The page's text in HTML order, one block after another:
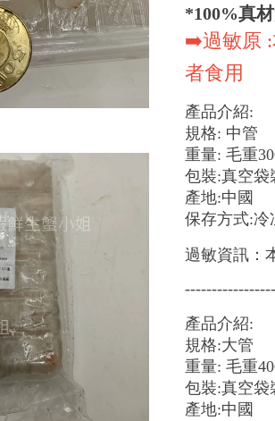
*100%真
➡️過敏原 :
者食用
產品介紹:
規格: 中管
重量: 毛重
包裝:真空袋
產地:中國
保存方式:冷
過敏資訊：
產品介紹:
規格:大管
重量: 毛
包裝:真空袋
產地:中國